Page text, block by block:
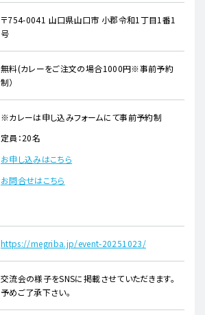
〒754-0041 山口県山口市 小郡令和1丁目1番1
号
無料(カレーをご注文の場合1000円※事前予約
制）
※カレーは申し込みフォームにて事前予約制
定員：20名
お申し込みはこちら
お問合せはこちら
https://megriba.jp/event-20251023/
交流会の様子をSNSに掲載させていただきます。
予めご了承下さい。